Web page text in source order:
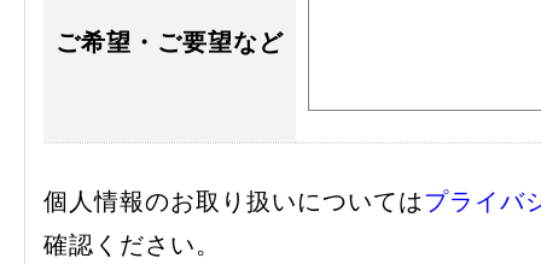
ご希望・ご要望など
個人情報のお取り扱いについてはプライバ
確認ください。